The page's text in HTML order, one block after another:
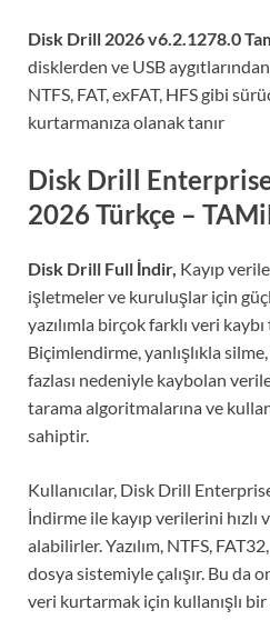
Disk Drill 2026 v6.2.1278.0
disklerden ve USB
NTFS, FAT, exFAT, HFS gibi
kurtarmanıza olanak tanır
Disk Drill
2026 Türkçe –
Disk Drill Full İndir, Kayıp
işletmeler ve kuruluşlar için
yazılımla birçok farklı veri
Biçimlendirme, yanlışlıkla
fazlası nedeniyle kaybolan
tarama algoritmalarına ve
sahiptir.
Kullanıcılar, Disk Drill
İndirme ile kayıp verilerini hızlı
alabilirler. Yazılım, NTFS,
dosya sistemiyle çalışır. Bu da
veri kurtarmak için kullanışlı